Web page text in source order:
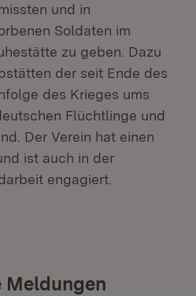
und in
Soldaten im
zu geben. Dazu
der seit Ende des
des Krieges ums
Flüchtlinge und
Der Verein hat einen
ist auch in der
engagiert.
Meldungen